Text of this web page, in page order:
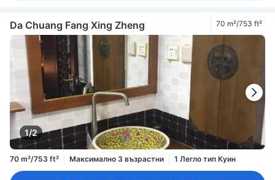
Da Chuang Fang Xing Zheng 70 m²/753 ft²
1/2
70 m²/753 ft² Максимално 3 възрастни 1 Легло тип Куин